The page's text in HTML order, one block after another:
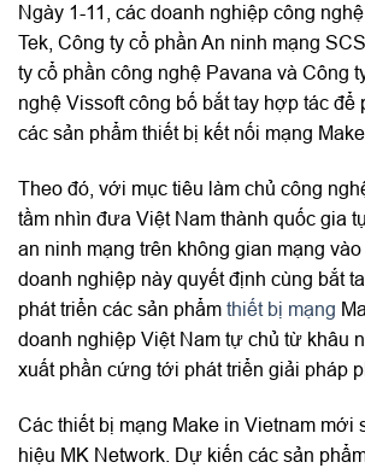
Ngày 1-11, các doanh nghiệp công
Tek, Công ty cổ phần An ninh mạng
ty cổ phần công nghệ Pavana và Công
nghệ Vissoft công bố bắt tay hợp tác để
các sản phẩm thiết bị kết nối mạng
Theo đó, với mục tiêu làm chủ công
tầm nhìn đưa Việt Nam thành quốc gia
an ninh mạng trên không gian mạng
doanh nghiệp này quyết định cùng bắt
phát triển các sản phẩm thiết bị mạng
doanh nghiệp Việt Nam tự chủ từ khâu
xuất phần cứng tới phát triển giải pháp
Các thiết bị mạng Make in Vietnam mới
hiệu MK Network. Dự kiến các sản